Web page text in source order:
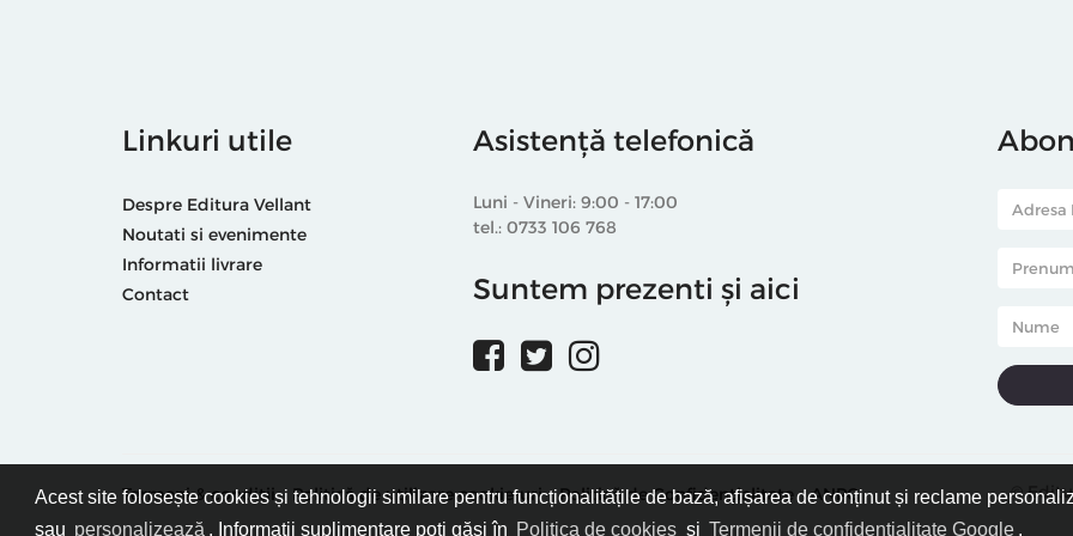
Acest site folosește cookies și tehnologii similare pentru funcționalitățile de bază, afișarea de conținut și reclame
sau personalizează . Informații suplimentare poți găsi în Politica de cookies și Termenii de confidențialitate Google .
Linkuri utile
Despre Editura Vellant
Noutati si evenimente
Informatii livrare
Contact
Asistență telefonică
Luni - Vineri: 9:00 - 17:00
tel.: 0733 106 768
Suntem prezenti și aici
Termeni & condiții Politică de utilizare cookie-uri Politică de Confidențialitate ANPC ©